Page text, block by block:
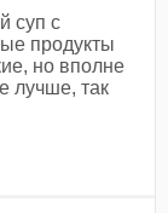
суп с
продукты
но вполне
лучше, так